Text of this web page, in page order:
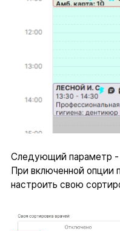
Следующий параметр -
При включенной опции
настроить свою